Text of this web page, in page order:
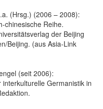
(Hrsg.) (2006 – 2008):
chinesische Reihe.
der Beijing
Beijing. (aus Asia-Link
(seit 2006):
Germanistik in